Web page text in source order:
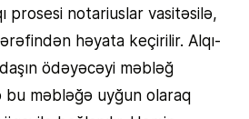
prosesi notariuslar vasitəsilə,
həyata keçirilir. Alqı-
ödəyəcəyi məbləğ
məbləğə uyğun olaraq